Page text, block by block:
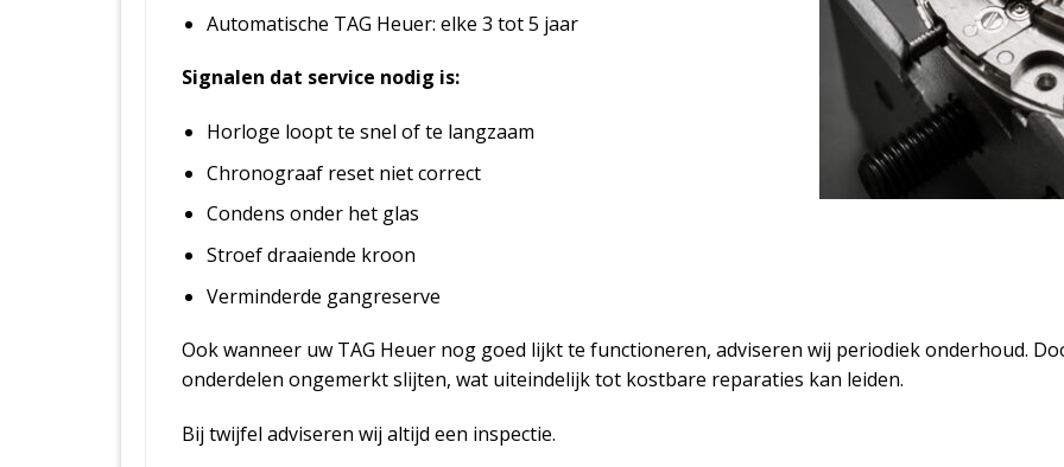
Automatische TAG Heuer: elke 3 tot 5 jaar
Signalen dat service nodig is:
Horloge loopt te snel of te langzaam
Chronograaf reset niet correct
Condens onder het glas
Stroef draaiende kroon
Verminderde gangreserve
Ook wanneer uw TAG Heuer nog goed lijkt te functioneren, adviseren wij periodiek onderhoud.
onderdelen ongemerkt slijten, wat uiteindelijk tot kostbare reparaties kan leiden.
Bij twijfel adviseren wij altijd een inspectie.